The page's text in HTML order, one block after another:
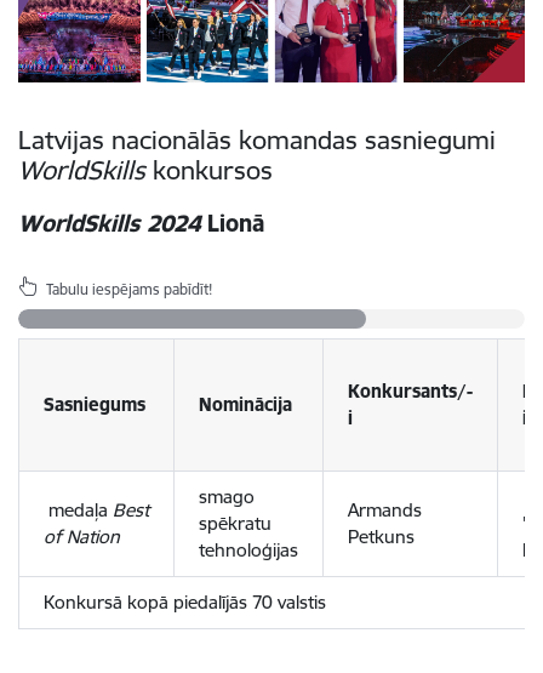
Latvijas nacionālās komandas sasniegumi
WorldSkillskonkursos
WorldSkills 2024Lionā
Tabulu iespējams pabīdīt!
Sasniegums Nominācija
Konkursants/-
i
medaļa Best
of Nation
smago
spēkratu
tehnoloģijas
Armands
Petkuns
Konkursā kopā piedalījās 70 valstis